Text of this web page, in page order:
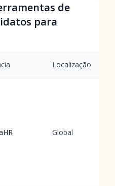
de
para
Localização
Global